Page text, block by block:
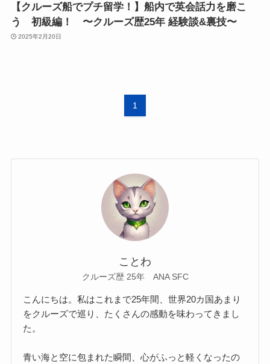
【クルーズ船でプチ留学！】船内で英会話力を磨こ
う 初級編！ 〜クルーズ歴25年 経験談&裏技〜
2025年2月20日
1
ことわ
クルーズ歴 25年 ANA SFC
こんにちは。私はこれまで25年間、世界20カ国あまり
をクルーズで巡り、たくさんの感動を味わってきまし
た。
青い海と空に包まれた瞬間、心がふっと軽くなったの